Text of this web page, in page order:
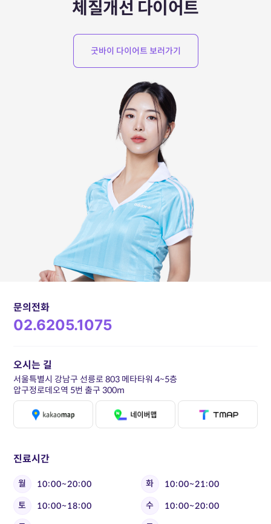
체질개선 다이어트
굿바이 다이어트 보러가기
문의전화
02.6205.1075
진료시간
월 10:00~20:00 화
10:00~21:00
토
10:00~18:00 수
10:00~20:00
오시는 길
서울특별시 강남구 선릉로 803 메타타워 4~5층
압구정로데오역 5번 출구 300m